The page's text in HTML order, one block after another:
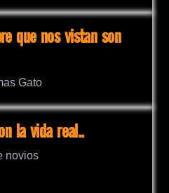
que nos vistan son
la vida real..